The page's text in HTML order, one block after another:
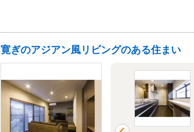
寛ぎのアジアン風リビングのある住まい